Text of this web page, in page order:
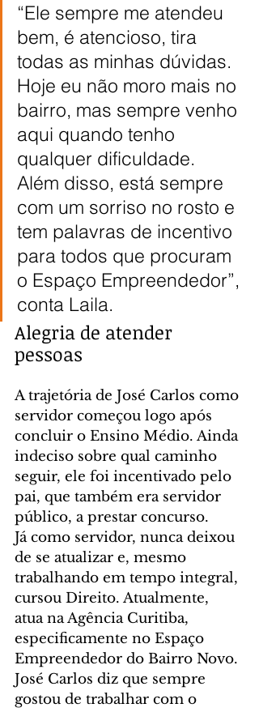
“Ele sempre me atendeu
bem, é atencioso, tira
todas as minhas dúvidas.
Hoje eu não moro mais no
bairro, mas sempre venho
aqui quando tenho
qualquer dificuldade.
Além disso, está sempre
com um sorriso no rosto e
tem palavras de incentivo
para todos que procuram
o Espaço Empreendedor”,
conta Laila.
Alegria de atender
pessoas
A trajetória de José Carlos como
servidor começou logo após
concluir o Ensino Médio. Ainda
indeciso sobre qual caminho
seguir, ele foi incentivado pelo
pai, que também era servidor
público, a prestar concurso.
Já como servidor, nunca deixou
de se atualizar e, mesmo
trabalhando em tempo integral,
cursou Direito. Atualmente,
atua na Agência Curitiba,
especificamente no Espaço
Empreendedor do Bairro Novo.
José Carlos diz que sempre
gostou de trabalhar com o